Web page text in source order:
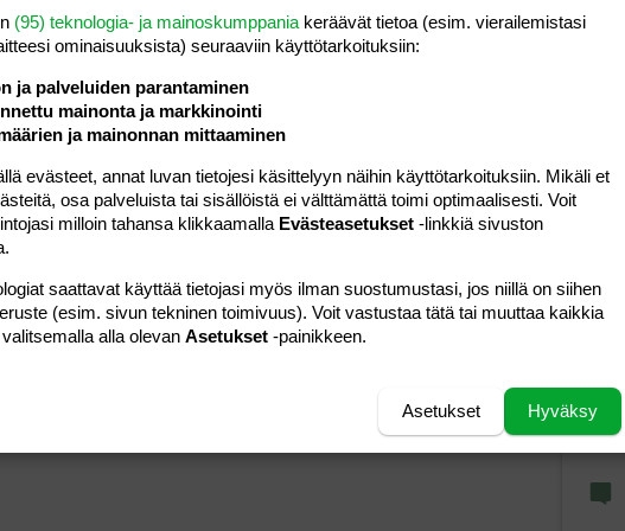
Luettu 209
Viestiä 0
Luettu 189
Viestiä 6
Luettu 298
12.06.2024
vierailija
(95) teknologia- ja mainoskumppania keräävät tietoa (esim. vierailemis­tasi
ominaisuuk­sista) seuraaviin käyttötarkoituksiin:
ja palveluiden parantaminen
mainonta ja markkinointi
ja mainonnan mittaaminen
evästeet, annat luvan tietojesi käsittelyyn näihin käyttötarkoituksiin. Mikäli et
osa palveluista tai sisällöistä ei välttämättä toimi optimaalisesti. Voit
milloin tahansa klikkaamalla Evästeasetukset -linkkiä sivuston
saattavat käyttää tietojasi myös ilman suostumustasi, jos niillä on siihen
(esim. sivun tekninen toimivuus). Voit vastustaa tätä tai muuttaa kaikkia
alla olevan Asetukset -painikkeen.
Hyväksy
Asetukset